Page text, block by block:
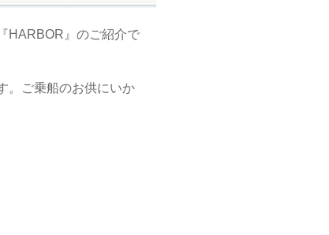
HARBOR』のご紹介で
。ご乗船のお供にいか